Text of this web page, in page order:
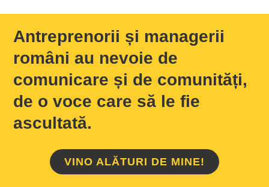
Antreprenorii și managerii
români au nevoie de
comunicare și de comunități,
de o voce care să le fie
ascultată.
VINO ALĂTURI DE MINE!